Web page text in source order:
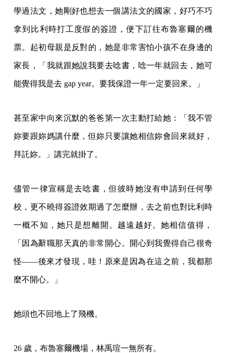
學過法文，她剛好也想去一個講法文的國家，好巧不巧
拿到比利時打工度假的簽證，便下訂往布魯塞爾的機
票。起初母親是反對的，她是非常害怕小孩不在身邊的
家長，「我就跟她說我要去唸書，唸一年就回去，她可
能覺得我是去 gap year。要我保證一年一定要回來。」
甚至家中向來沉默的爸爸第一次主動打給她：「我不管
妳要跟妳媽講什麼，但妳只要讓她相信妳會回來就好，
拜託妳。」講完就掛了。
儘管一律宣稱是去唸書，但彼時她沒有申請到任何學
校，更不曉得簽證效期過了怎麼辦，去之前也對比利時
一概不知，她只是想離開。越遠越好。她相信值得，
「因為辭職那天真的非常開心。開心到我覺得自己很奇
怪——後來才發現，哇！原來是因為在這之前，我都那
麼不開心。」
她頭也不回地上了飛機。
26 歲，布魯塞爾機場，林禹瑄一無所有。